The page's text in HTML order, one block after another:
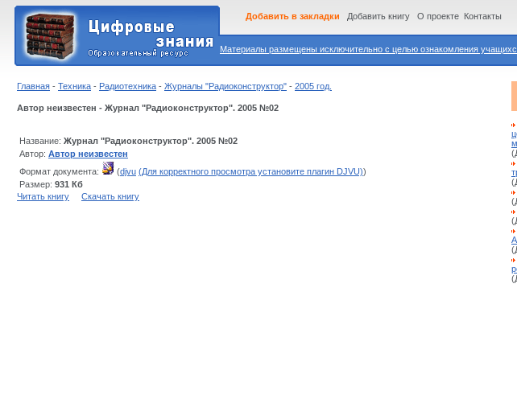
Материалы размещены исключительно с целью ознакомления
Добавить в закладки Добавить книгу О проекте Контакты
Главная - Техника - Радиотехника - Журналы "Радиоконструктор" - 2005 год.
Автор неизвестен - Журнал "Радиоконструктор". 2005 №02
Название: Журнал "Радиоконструктор". 2005 №02
Автор: Автор неизвестен
Формат документа:
(djvu (Для корректного просмотра установите плагин DJVU))
Размер: 931 Кб
Читать книгу
Скачать книгу